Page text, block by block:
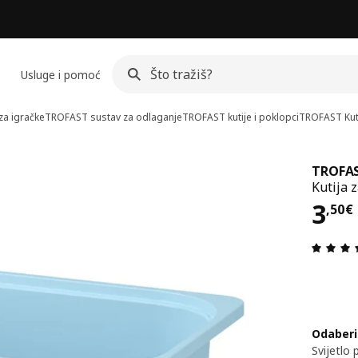
Usluge i pomoć
igračkeTROFAST sustav za odlaganjeTROFAST kutije i poklopciTROFAST
Kutija
3,50€
Svijetlo